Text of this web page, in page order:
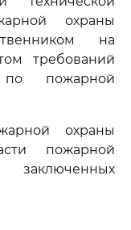
охраны
на
требований
по пожарной
охраны
пожарной